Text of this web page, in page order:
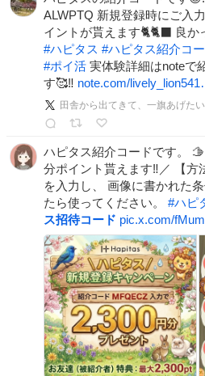
ALWPTQ 新規登録時にご入
イントが貰えます🐈🐈‍⬛ 良
#ハピタス #ハピタス紹介コ
#ポイ活 実体験詳細はnoteで
す🥰‼️ note.com/
ハピタス紹介コードです。
分ポイント貰えます‼️／ 【方
を入力し、 画像に書かれた
たら使ってください。 #ハピ
ス招待コード pic.x.com/